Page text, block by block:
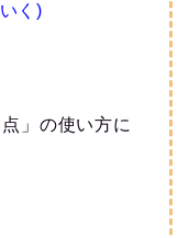
く)
」の使い方に